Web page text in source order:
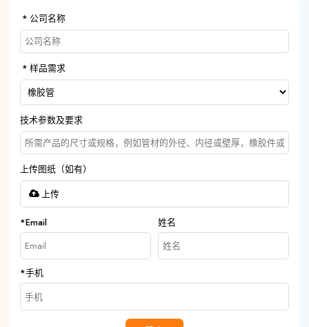
公司名称
样品需求
技术参数及要求
上传图纸（如有）
上传
*Email 姓名
*手机